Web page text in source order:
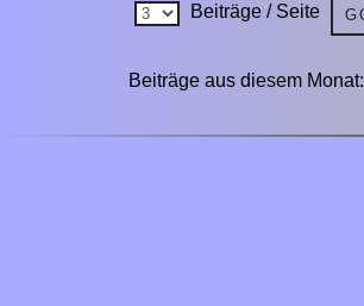
Beiträge / Seite
Beiträge aus diesem Monat: